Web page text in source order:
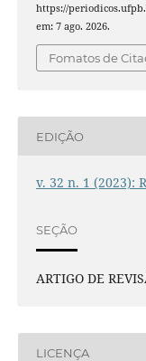
https://
em: 7 ago. 2026.
Fomatos de
EDIÇÃO
v. 32 n. 1 (2023):
SEÇÃO
ARTIGO DE
LICENÇA